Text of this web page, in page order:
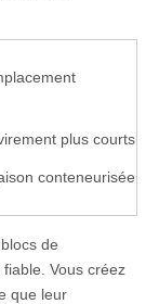
plus courts
conteneurisée
de
Vous créez
que leur